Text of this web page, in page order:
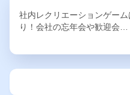
社内レクリエーションゲーム
り！会社の忘年会や歓迎会…